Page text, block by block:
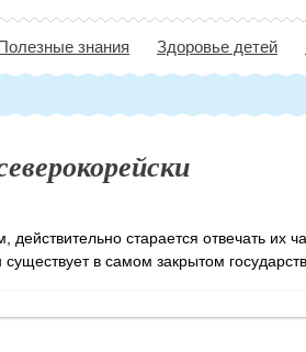
знания Здоровье детей
старается отвечать их
в самом закрытом